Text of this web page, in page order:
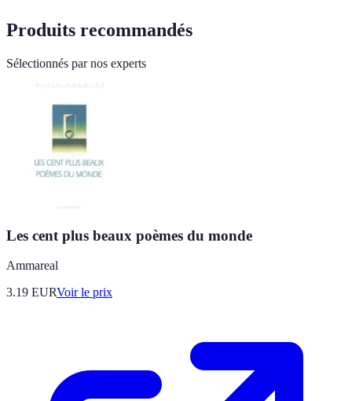
Produits recommandés
Sélectionnés par nos experts
Les cent plus beaux poèmes du monde
Ammareal
3.19 EURVoir le prix